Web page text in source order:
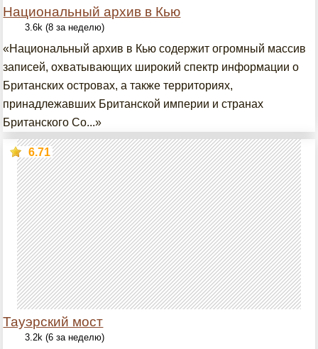
Национальный архив в Кью
3.6k (8 за неделю)
«Национальный архив в Кью содержит огромный массив
записей, охватывающих широкий спектр информации о
Британских островах, а также территориях,
принадлежавших Британской империи и странах
Британского Со...»
Тауэрский мост
6.71
3.2k (6 за неделю)